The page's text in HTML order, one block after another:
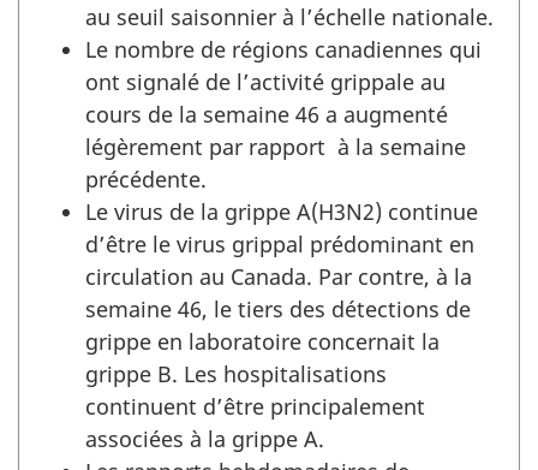
au seuil saisonnier à l’échelle nationale.
Le nombre de régions canadiennes qui
ont signalé de l’activité grippale au
cours de la semaine 46 a augmenté
légèrement par rapport à la semaine
précédente.
Le virus de la grippe A(H3N2) continue
d’être le virus grippal prédominant en
circulation au Canada. Par contre, à la
semaine 46, le tiers des détections de
grippe en laboratoire concernait la
grippe B. Les hospitalisations
continuent d’être principalement
associées à la grippe A.